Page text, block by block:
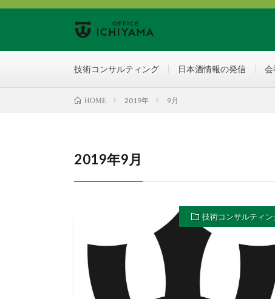
技術コンサルティング 日本酒情報の発信 会
HOME 2019年 9月
2019年9月
技術コンサルティン